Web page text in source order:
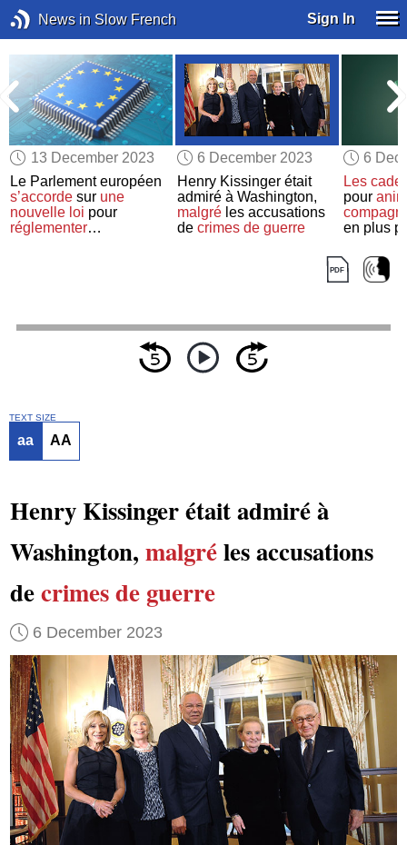
News in Slow French Sign In
13 December 2023
Le Parlement européen
s’accorde sur une
nouvelle loi pour
réglementer
6 December 2023
Henry Kissinger était
admiré à Washington,
malgréles accusations
de crimes de guerre
6
Les
pour
en plus
TEXT SIZE
aa AA
Henry Kissinger était admiré à
Washington, malgréles accusations
decrimes de guerre
6 December 2023